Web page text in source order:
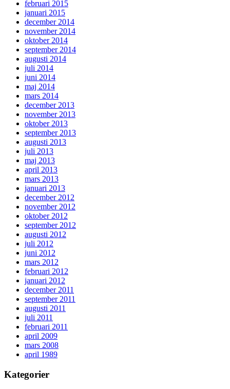
februari 2015
januari 2015
december 2014
november 2014
oktober 2014
september 2014
augusti 2014
juli 2014
juni 2014
maj 2014
mars 2014
december 2013
november 2013
oktober 2013
september 2013
augusti 2013
juli 2013
maj 2013
april 2013
mars 2013
januari 2013
december 2012
november 2012
oktober 2012
september 2012
augusti 2012
juli 2012
juni 2012
mars 2012
februari 2012
januari 2012
december 2011
september 2011
augusti 2011
juli 2011
februari 2011
april 2009
mars 2008
april 1989
Kategorier